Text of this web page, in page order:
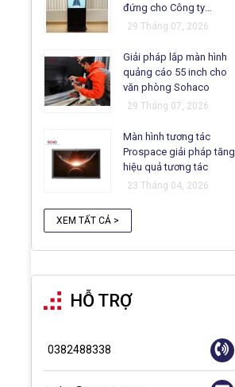
đứng cho Công ty
Matsuo
29 Tháng 07, 2026
Giải pháp lắp màn hình
quảng cáo 55 inch cho
văn phòng Sohaco
29 Tháng 07, 2026
Màn hình tương tác
Prospace giải pháp tăng
hiệu quả tương tác
23 Tháng 04, 2026
XEM TẤT CẢ >
HỖ TRỢ
0382488338